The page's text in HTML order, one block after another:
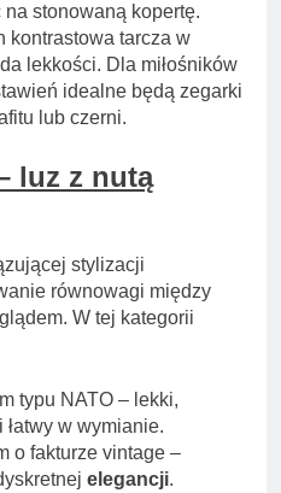
stonowaną kopertę.
kontrastowa tarcza w
lekkości. Dla miłośników
idealne będą zegarki
lub czerni.
luz z nutą
stylizacji
równowagi między
W tej kategorii
typu NATO – lekki,
w wymianie.
o fakturze vintage –
elegancji.